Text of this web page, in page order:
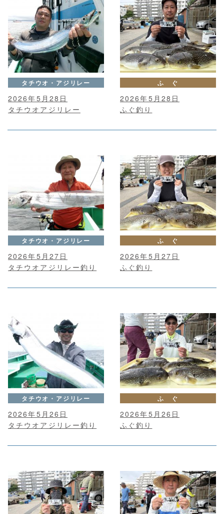
タチウオ・アジリレー
2026年5月28日
タチウオアジリレー
ふ ぐ
2026年5月28日
ふぐ釣り
タチウオ・アジリレー
2026年5月27日
タチウオアジリレー釣り
ふ ぐ
2026年5月27日
ふぐ釣り
タチウオ・アジリレー
2026年5月26日
タチウオアジリレー釣り
ふ ぐ
2026年5月26日
ふぐ釣り